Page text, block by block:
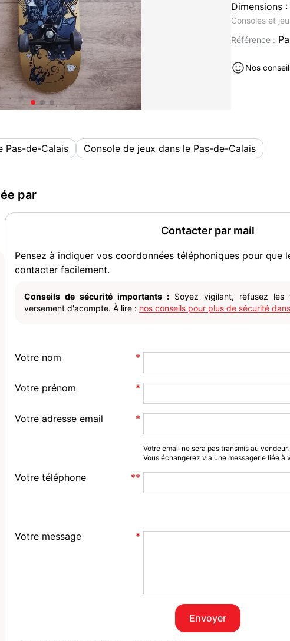
Dimensions
Consoles et
Référence :
Nos
Pas-de-Calais Console de jeux dans le Pas-de-Calais
par
Contacter par mail
Pensez à indiquer vos coordonnées téléphoniques pour que
contacter facilement.
Conseils de sécurité importants : Soyez vigilant, refusez
versement d'acompte. À lire : nos conseils pour plus de sécurité
Votre nom
Votre prénom
Votre adresse email
Votre email ne sera pas transmis au vendeur.
Vous échangerez via une messagerie liée à
Votre téléphone
Votre message
Envoyer